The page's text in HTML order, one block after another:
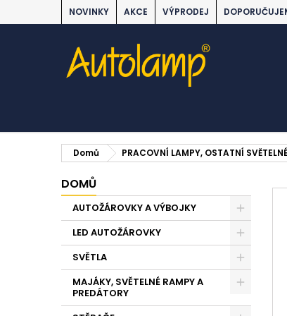
NOVINKY AKCE VÝPRODEJ
Domů PRACOVNÍ LAMPY, OSTATNÍ
DOMŮ
AUTOŽÁROVKY A VÝBOJKY
LED AUTOŽÁROVKY
SVĚTLA
MAJÁKY, SVĚTELNÉ RAMPY A
PREDÁTORY